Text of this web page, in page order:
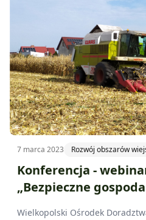
mieć kontakt z zarażonymi
7 marca 2023 Rozwój obszarów
Konferencja -
„Bezpieczne
Wielkopolski Ośrodek